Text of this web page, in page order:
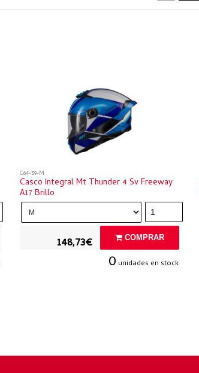
C64-59-M
Casco Integral Mt Thunder 4 Sv Freeway
A17 Brillo
148,73€ COMPRAR
0 unidades en stock